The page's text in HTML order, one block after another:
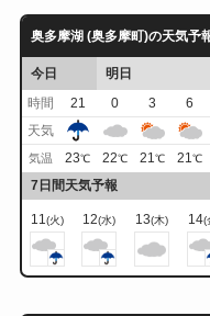
奥多摩湖 (奥多摩町)の天気予
今日 明日
時間
21 0 3 6
天気
気温 23℃ 22℃ 21℃ 21℃
7日間天気予報
11(火) 12(水) 13(木) 14(